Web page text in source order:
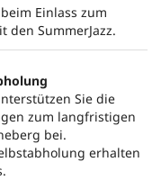
Einlass zum
den SummerJazz.
Sie die
zum langfristigen
bei.
erhalten